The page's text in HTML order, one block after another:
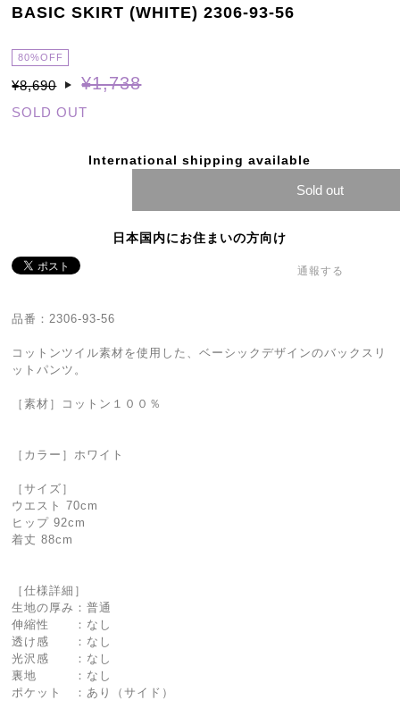
BASIC SKIRT (WHITE) 2306-93-56
80%OFF
¥8,690 ¥1,738
SOLD OUT
International shipping available
Sold out
日本国内にお住まいの方向け
通報する
品番：2306-93-56
コットンツイル素材を使用した、ベーシックデザインのバックスリ
ットパンツ。
［素材］コットン１００％
［カラー］ホワイト
［サイズ］
ウエスト 70cm
ヒップ 92cm
着丈 88cm
［仕様詳細］
生地の厚み：普通
伸縮性 ：なし
透け感 ：なし
光沢感 ：なし
裏地 ：なし
ポケット ：あり（サイド）